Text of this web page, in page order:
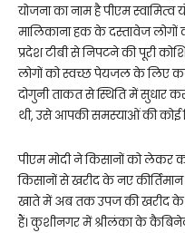
योजना का नाम है पीएम
मालिकाना हक के दस्तावेज लोगों
प्रदेश टीबी से निपटने की पूरी
लोगों को स्वच्छ पेयजल के लिए
दोगुनी ताकत से स्थिति में सुधार
थी, उसे आपकी समस्याओं की कोई
पीएम मोदी ने किसानों को लेकर
किसानों से खरीद के नए
खाते में अब तक उपज की खरीद
हैं। कुशीनगर में श्रीलंका के